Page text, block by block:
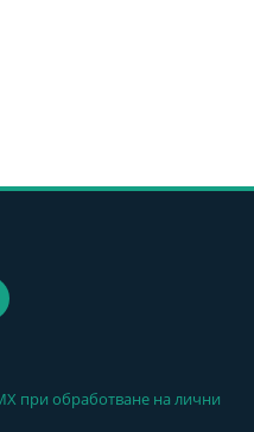
при обработване на лични